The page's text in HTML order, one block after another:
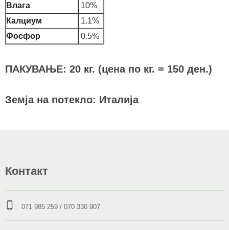
Влага
10%
Калциум
1.1%
Фосфор
0.5%
ПАКУВАЊЕ: 20 кг. (цена по кг. = 150 ден.)
Земја на потекло: Италија
Контакт
071 985 259 / 070 330 907